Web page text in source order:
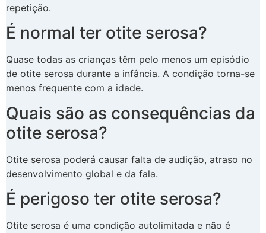
repetição.
É normal ter otite serosa?
Quase todas as crianças têm pelo menos um episódio
de otite serosa durante a infância. A condição torna-se
menos frequente com a idade.
Quais são as consequências da
otite serosa?
Otite serosa poderá causar falta de audição, atraso no
desenvolvimento global e da fala.
É perigoso ter otite serosa?
Otite serosa é uma condição autolimitada e não é